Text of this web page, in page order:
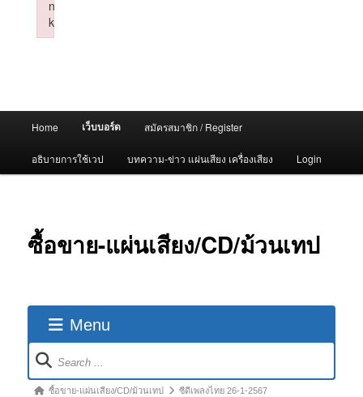
Home เว็บบอร์ด สมัครสมาชิก / Register
อธิบายการใช้เวป บทความ-ข่าว แผ่นเสียง เครื่องเสียง Login
ซื้อขาย-แผ่นเสียง/CD/ม้วนเทป
Menu
Forum
Navigation
Forumซื้อขาย-แผ่นเสียง/CD/ม้วนเทป ซีดีเพลงไทย 26-1-2567
n
k
Failed to initialize plugin: wplink